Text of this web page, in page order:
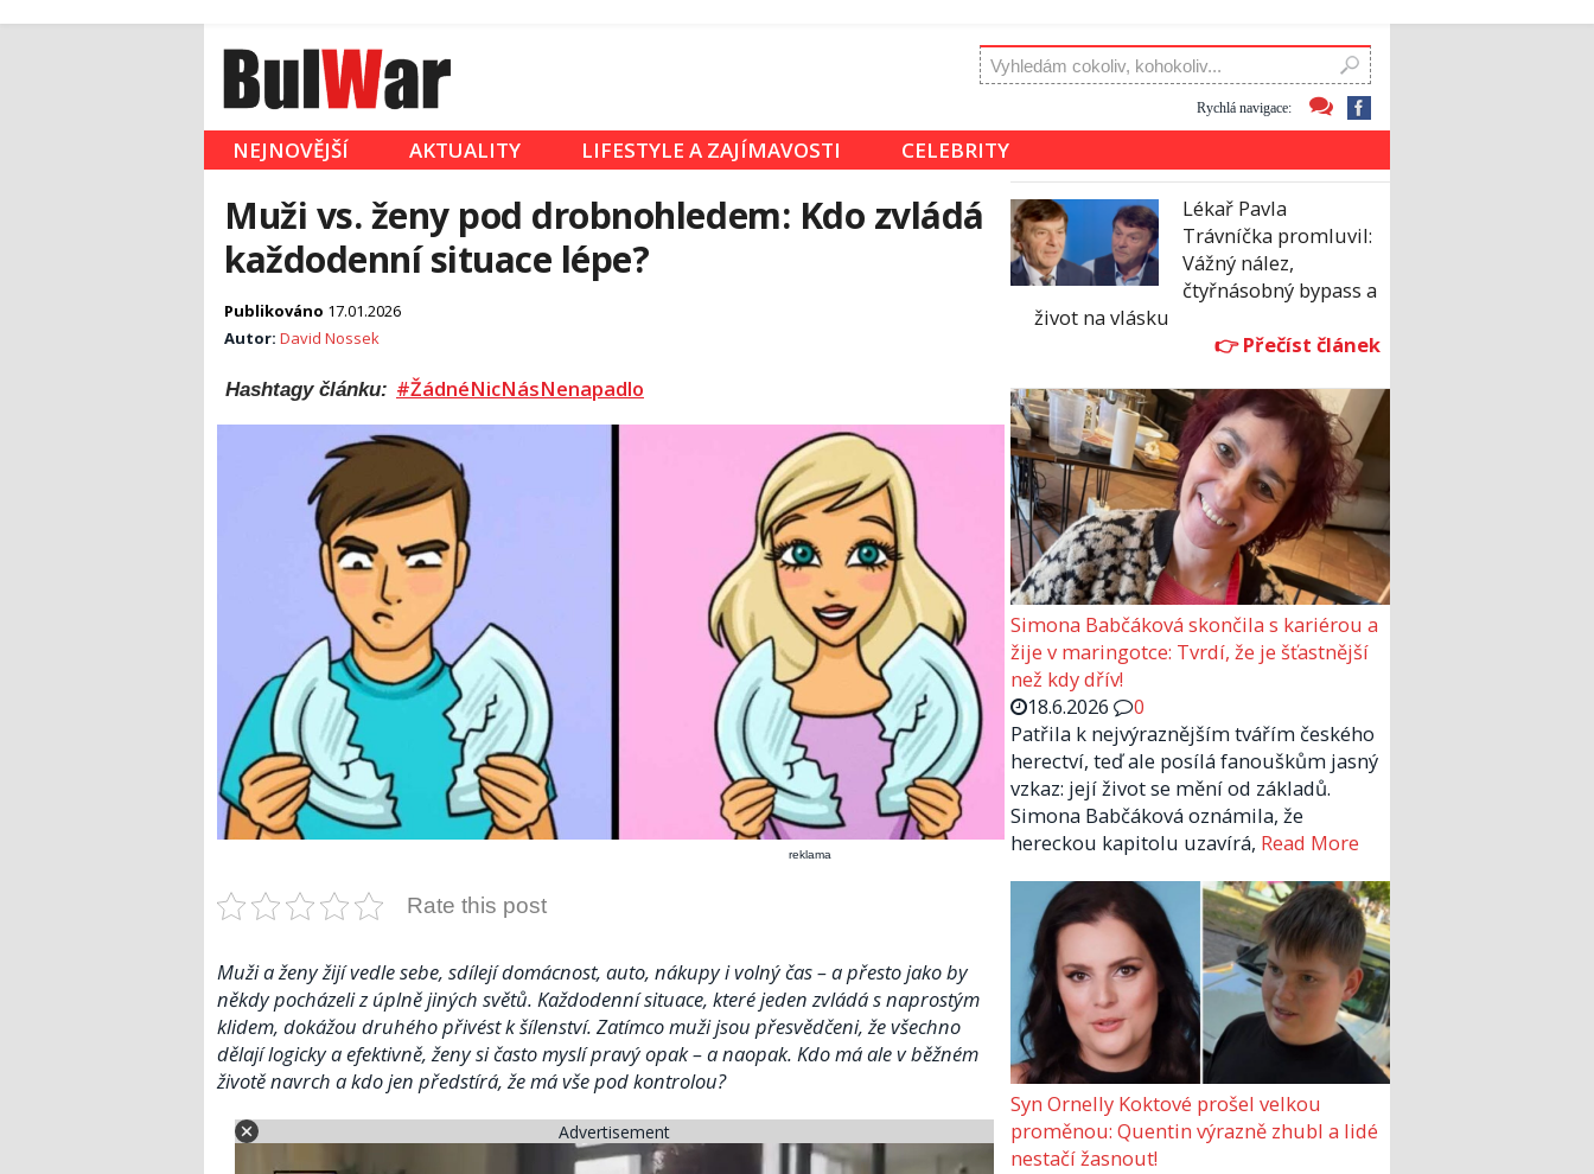
Rychlá navigace:
NEJNOVĚJŠÍ AKTUALITY LIFESTYLE A ZAJÍMAVOSTI CELEBRITY
Muži vs. ženy pod drobnohledem: Kdo zvládá
každodenní situace lépe?
Publikováno 17.01.2026
Autor: David Nossek
Hashtagy článku: #ŽádnéNicNásNenapadlo
reklama
Rate this post
Muži a ženy žijí vedle sebe, sdílejí domácnost, auto, nákupy i volný čas – a přesto jako by
někdy pocházeli z úplně jiných světů. Každodenní situace, které jeden zvládá s naprostým
klidem, dokážou druhého přivést k šílenství. Zatímco muži jsou přesvědčeni, že všechno
dělají logicky a efektivně, ženy si často myslí pravý opak – a naopak. Kdo má ale v běžném
životě navrch a kdo jen předstírá, že má vše pod kontrolou?
Advertisement
Lékař Pavla
Trávníčka promluvil:
Vážný nález,
čtyřnásobný bypass a
život na vlásku
Simona Babčáková skončila s kariérou a
žije v maringotce: Tvrdí, že je šťastnější
než kdy dřív!
18.6.2026
0
Patřila k nejvýraznějším tvářím českého
herectví, teď ale posílá fanouškům jasný
vzkaz: její život se mění od základů.
Simona Babčáková oznámila, že
hereckou kapitolu uzavírá, Read More
Syn Ornelly Koktové prošel velkou
proměnou: Quentin výrazně zhubl a lidé
nestačí žasnout!